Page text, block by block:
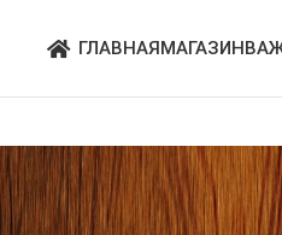
ГЛАВНАЯМАГАЗИН